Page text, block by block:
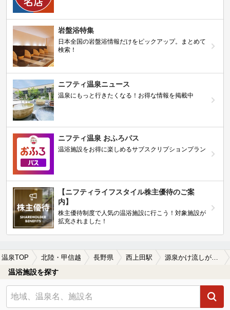
岩盤浴特集
日本全国の岩盤浴情報だけをピックアップ。まとめて
検索！
ニフティ温泉ニュース
温泉にもっと行きたくなる！お得な情報を掲載中
ニフティ温泉 おふろパス
温浴施設をお得に楽しめるサブスクリプションプラン
【ニフティライフスタイル株主優待のご案
内】
株主優待制度で人気の温浴施設に行こう！対象施設が
拡充されました！
温泉TOP 北陸・甲信越 長野県 西上田駅
温浴施設を探す